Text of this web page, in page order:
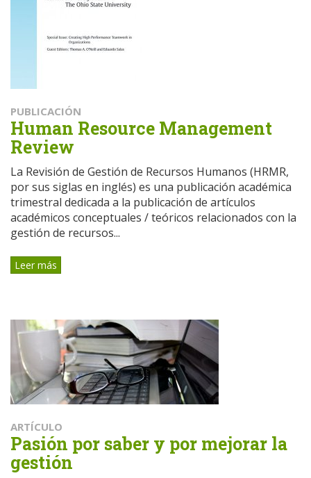
PUBLICACIÓN
Human Resource Management
Review
La Revisión de Gestión de Recursos Humanos (HRMR,
por sus siglas en inglés) es una publicación académica
trimestral dedicada a la publicación de artículos
académicos conceptuales / teóricos relacionados con la
gestión de recursos...
Leer más
ARTÍCULO
Pasión por saber y por mejorar la
gestión